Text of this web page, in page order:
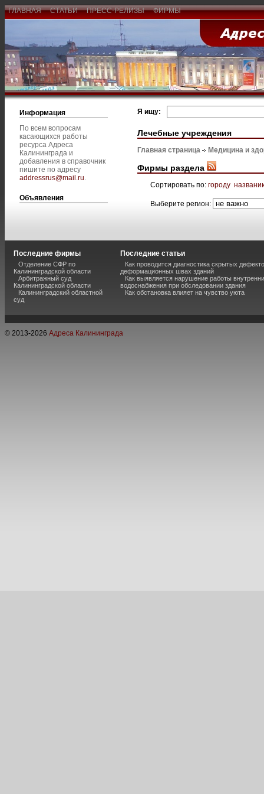
ГЛАВНАЯ СТАТЬИ ПРЕСС-РЕЛИЗЫ ФИРМЫ
Информация
По всем вопросам
касающихся работы
ресурса Адреса
Калининграда и
добавления в справочник
пишите по адресу
addressrus@mail.ru.
Объявления
Я ищу:
Лечебные учреждения
Главная страница Медицина и
Фирмы раздела
Сортировать по: городу
Выберите регион:
Последние фирмы
Отделение СФР по
Калининградской области
Арбитражный суд
Калининградской области
Калининградский областной
суд
Последние статьи
Как проводится диагностика скрытых
деформационных швах зданий
Как выявляется нарушение работы
водоснабжения при обследовании здания
Как обстановка влияет на чувство уюта
© 2013-2026 Адреса Калининграда